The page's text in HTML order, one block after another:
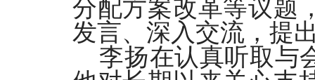
分配方案改革等议题
发言、深入交流，提
李扬在认真听取与